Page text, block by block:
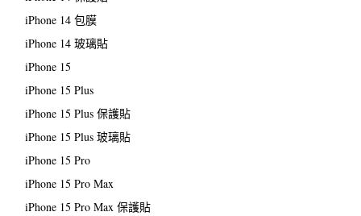
iPhone 14 包膜
iPhone 14 玻璃貼
iPhone 15
iPhone 15 Plus
iPhone 15 Plus 保護貼
iPhone 15 Plus 玻璃貼
iPhone 15 Pro
iPhone 15 Pro Max
iPhone 15 Pro Max 保護貼